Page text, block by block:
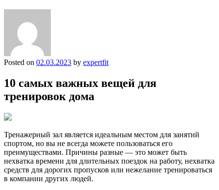
Posted on 02.03.2023 by expertfit
10 самых важных вещей для
тренировок дома
Тренажерный зал является идеальным местом для занятий
спортом, но вы не всегда можете пользоваться его
преимуществами. Причины разные — это может быть
нехватка времени для длительных поездок на работу, нехватка
средств для дорогих пропусков или нежелание тренироваться
в компании других людей.